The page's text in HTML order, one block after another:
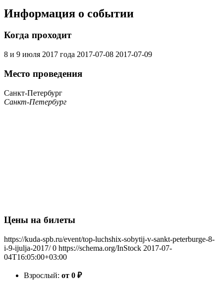
Информация о событии
Когда проходит
8 и 9 июля 2017 года 2017-07-08 2017-07-09
Место проведения
Санкт-Петербург
Санкт-Петербург
Цены на билеты
https://kuda-spb.ru/event/top-luchshix-sobytij-v-sankt-peterburge-8-
i-9-ijulja-2017/ 0 https://schema.org/InStock 2017-07-
04T16:05:00+03:00
Взрослый: от 0 ₽